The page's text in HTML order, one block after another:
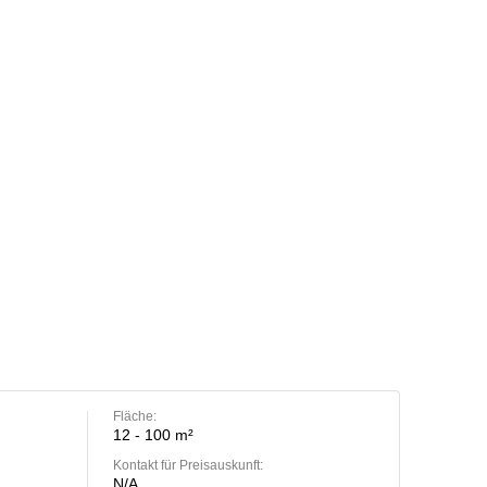
Fläche:
12 - 100 m²
Kontakt für Preisauskunft: